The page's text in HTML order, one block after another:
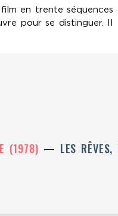
en trente séquences
pour se distinguer. II
(1978) LES